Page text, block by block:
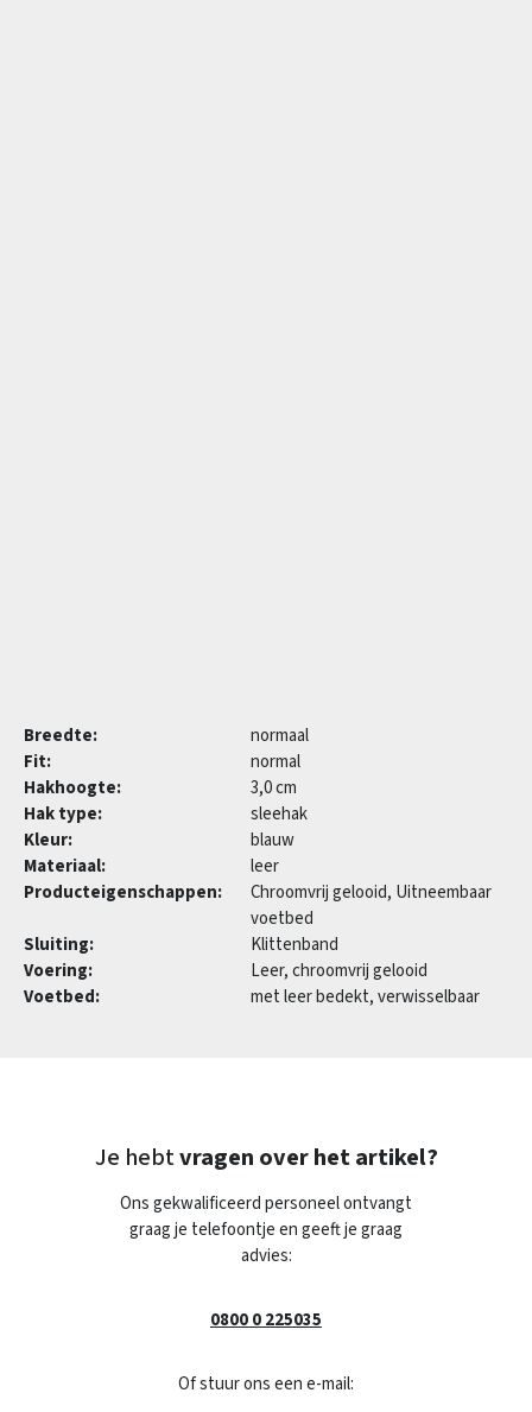
Breedte:
normaal
Fit:
normal
Hakhoogte:
3,0 cm
Hak type:
sleehak
Kleur:
blauw
Materiaal:
leer
Producteigenschappen:
Chroomvrij gelooid, Uitneembaar
voetbed
Sluiting:
Klittenband
Voering:
Leer, chroomvrij gelooid
Voetbed:
met leer bedekt, verwisselbaar
Je hebtvragen over het artikel?
Ons gekwalificeerd personeel ontvangt
graag je telefoontje en geeft je graag
advies:
0800 0 225035
Of stuur ons een e-mail: